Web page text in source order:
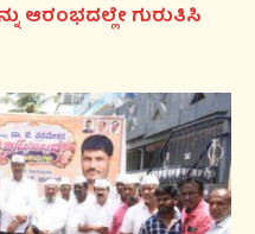
ಗುರುತಿಸಿ